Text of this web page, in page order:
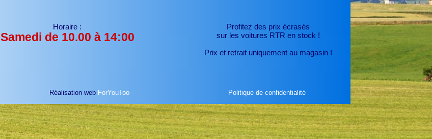
Horaire :
Samedi de 10.00 à 14:00
Profitez des prix écrasés
sur les voitures RTR en stock !
Prix et retrait uniquement au magasin !
Réalisation web ForYouToo Politique de confidentialité